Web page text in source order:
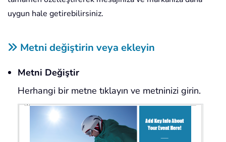
uygun hale getirebilirsiniz.
Metni değiştirin veya ekleyin
Metni Değiştir
Herhangi bir metne tıklayın ve metninizi girin.